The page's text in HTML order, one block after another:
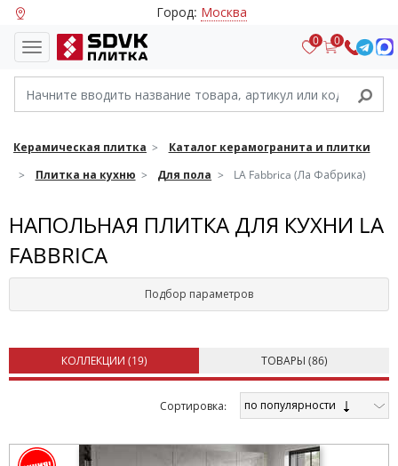
Город: Москва
0 0
Керамическая плитка
Каталог керамогранита и плитки
Плитка на кухню
Для пола LA Fabbrica (Ла Фабрика)
НАПОЛЬНАЯ ПЛИТКА ДЛЯ КУХНИ LA
FABBRICA
Подбор параметров
КОЛЛЕКЦИИ (19) ТОВАРЫ (86)
Cортировка: по популярности